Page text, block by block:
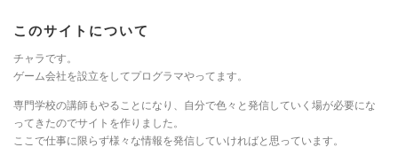
このサイトについて
チャラです。
ゲーム会社を設立をしてプログラマやってます。
専門学校の講師もやることになり、自分で色々と発信していく場が必要にな
ってきたのでサイトを作りました。
ここで仕事に限らず様々な情報を発信していければと思っています。